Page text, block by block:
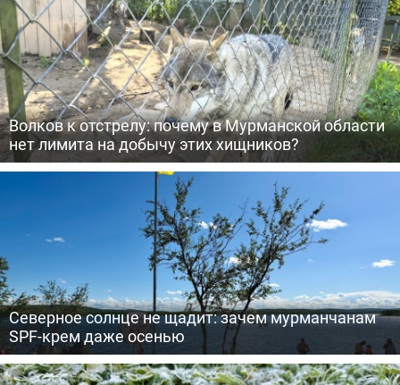
Волков к отстрелу: почему в Мурманской области
нет лимита на добычу этих хищников?
Северное солнце не щадит: зачем мурманчанам
SPF-крем даже осенью